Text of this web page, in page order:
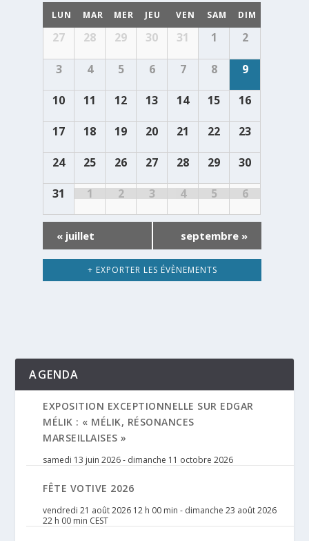
CALENDRIER
DE
Calendrier
Évènements
LUN MAR MER JEU VEN SAM DIM
27 28 29 30 31 1 2
3 4 5 6 7 8 9
10 11 12 13 14 15 16
17 18 19 20 21 22 23
24 25 26 27 28 29 30
31 1 2 3 4 5 6
« juillet septembre »
+ EXPORTER LES ÉVÈNEMENTS
AGENDA
EXPOSITION EXCEPTIONNELLE SUR EDGAR
MÉLIK : « MÉLIK, RÉSONANCES
MARSEILLAISES »
samedi 13 juin 2026- dimanche 11 octobre 2026
FÊTE VOTIVE 2026
vendredi 21 août 2026 12 h 00 min - dimanche 23 août 2026
22 h 00 min CEST